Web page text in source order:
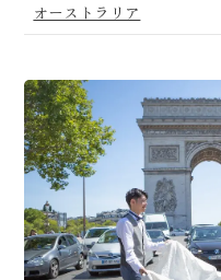
オーストラリア